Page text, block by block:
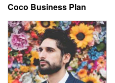
Coco Business Plan